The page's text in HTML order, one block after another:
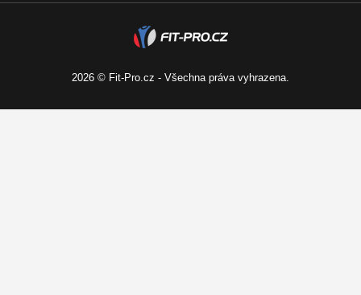
2026 © Fit-Pro.cz - Všechna práva vyhrazena.